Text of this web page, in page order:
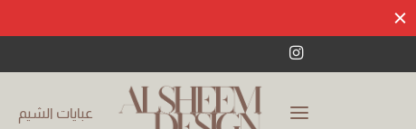
عبايات الشيم